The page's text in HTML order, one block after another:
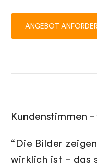
ANGEBOT
Kundenstimmen
“Die Bilder
wirklich ist – das